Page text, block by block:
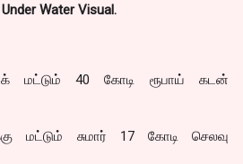
Water Visual.
மட்டும் 40 கோடி ரூபாய் கடன்
மட்டும் சுமார் 17 கோடி செலவு